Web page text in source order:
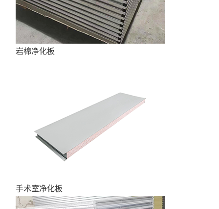
岩棉净化板
手术室净化板